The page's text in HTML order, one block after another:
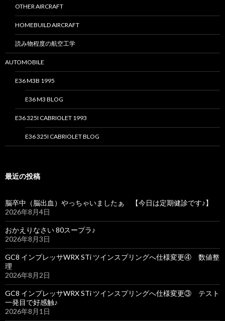
OTHER AIRCRAFT
HOMEBUILD AIRCRAFT
読み物程度の航空工学
AUTOMOBILE
E36 M3B 1995
E36 M3 BLOG
E36 325I CABRIOLET 1993
E36 325I CABRIOLET BLOG
最近の投稿
脳卒中（脳出血）やっちゃいましたぁ 【今日は定期健診です♪】
2026年8月4日
おかえりなさい 80スープラ♪
2026年8月3日
GC8 インプレッサWRX STi ツインスプリングへ仕様変更④ 数値整
理
2026年8月2日
GC8 インプレッサWRX STi ツインスプリングへ仕様変更③ テスト
一発目で好感触♪
2026年8月1日